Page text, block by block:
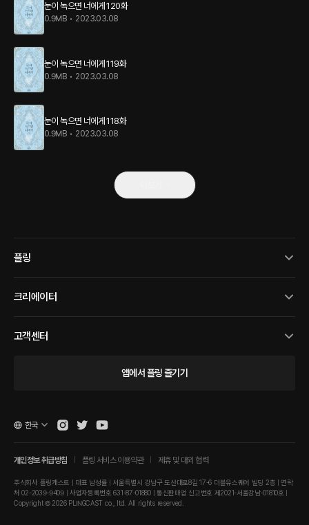
눈이 녹으면 너에게 120화
0.9MB • 2023.03.08
눈이 녹으면 너에게 119화
0.9MB • 2023.03.08
눈이 녹으면 너에게 118화
0.9MB • 2023.03.08
플링
크리에이터
고객센터
앱에서 플링 즐기기
개인정보 취급방침 플링 서비스 이용약관 제휴 및 대외 협력
주식회사 플링캐스트 | 대표 남성률 | 서울특별시 강남구 도산대로8길 17-6 더블유스퀘어 빌딩 2층 | 연락
처 02-2039-9409 | 사업자등록번호 631-87-01880 | 통신판매업 신고번호 제2021-서울강남-01810호 |
Copyright © 2026 PLINGCAST co., ltd. All rights reserved.
한국